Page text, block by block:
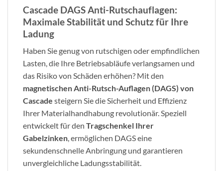
Cascade DAGS Anti-Rutschauflagen:
Maximale Stabilität und Schutz für Ihre
Ladung
Haben Sie genug von rutschigen oder empfindlichen
Lasten, die Ihre Betriebsabläufe verlangsamen und
das Risiko von Schäden erhöhen? Mit den
magnetischen Anti-Rutsch-Auflagen (DAGS) von
Cascade steigern Sie die Sicherheit und Effizienz
Ihrer Materialhandhabung revolutionär. Speziell
entwickelt für den Tragschenkel Ihrer
Gabelzinken, ermöglichen DAGS eine
sekundenschnelle Anbringung und garantieren
unvergleichliche Ladungsstabilität.